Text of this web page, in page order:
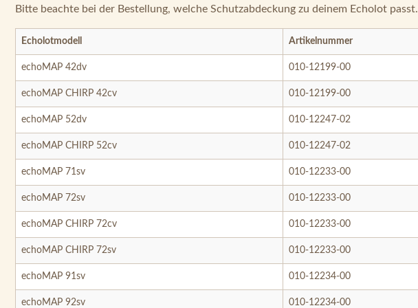
Bitte beachte bei der Bestellung, welche Schutzabdeckung zu deinem Echolot passt.
Echolotmodell Artikelnummer
echoMAP 42dv 010-12199-00
echoMAP CHIRP 42cv 010-12199-00
echoMAP 52dv 010-12247-02
echoMAP CHIRP 52cv 010-12247-02
echoMAP 71sv 010-12233-00
echoMAP 72sv 010-12233-00
echoMAP CHIRP 72cv 010-12233-00
echoMAP CHIRP 72sv 010-12233-00
echoMAP 91sv 010-12234-00
echoMAP 92sv 010-12234-00